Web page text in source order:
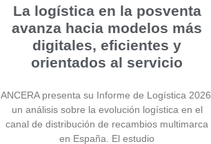
La logística en la posventa
avanza hacia modelos más
digitales, eficientes y
orientados al servicio
ANCERA presenta su Informe de Logística 2026,
un análisis sobre la evolución logística en el
canal de distribución de recambios multimarca
en España. El estudio